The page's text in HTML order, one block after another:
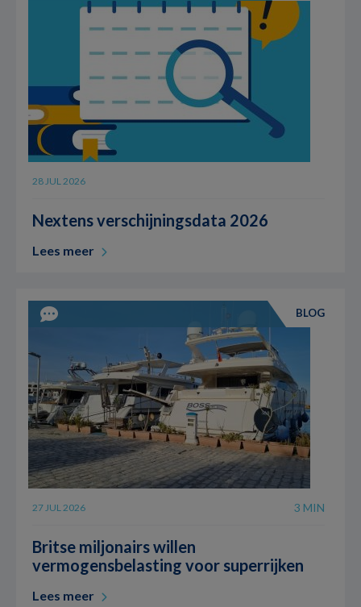
28 JUL 2026
Nextens verschijningsdata 2026
Lees meer
BLOG
27 JUL 2026 3 MIN
Britse miljonairs willen
vermogensbelasting voor superrijken
Lees meer